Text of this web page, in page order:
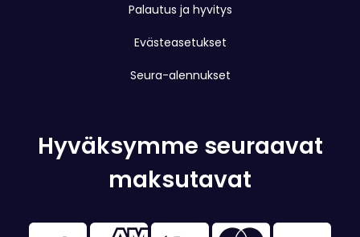
Palautus ja hyvitys
Evästeasetukset
Seura-alennukset
Hyväksymme seuraavat
maksutavat